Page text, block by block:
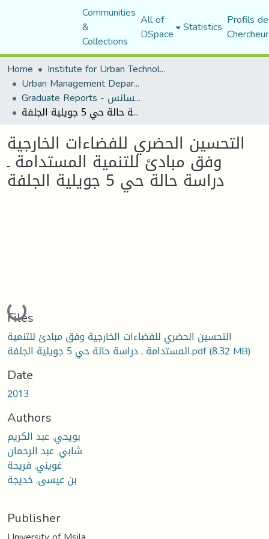
Communities
&
Collections
All of
DSpace Statistics Profils
Home
Institute for Urban Technology Management
Urban Management Department
Graduate Reports - تقارير الليسانس
التحسين الحضري للفضاءات الخارجية وفق مبادئ للتنمية المستدامة ـ دراسة حالة حي 5 جويلية الجلفة
التحسين الحضري للفضاءات الخارجية
وفق مبادئ للتنمية المستدامة ـ
دراسة حالة حي 5 جويلية الجلفة
Loading...
Files
التحسين الحضري للفضاءات الخارجية وفق مبادئ للتنمية
المستدامة ـ دراسة حالة حي 5 جويلية الجلفة.pdf(8.32 MB)
Date
2013
Authors
بويحي, عبد الكريم
شابي, عبد الرحمان
غويني, فريحة
بن عيسى, خديجة
Publisher